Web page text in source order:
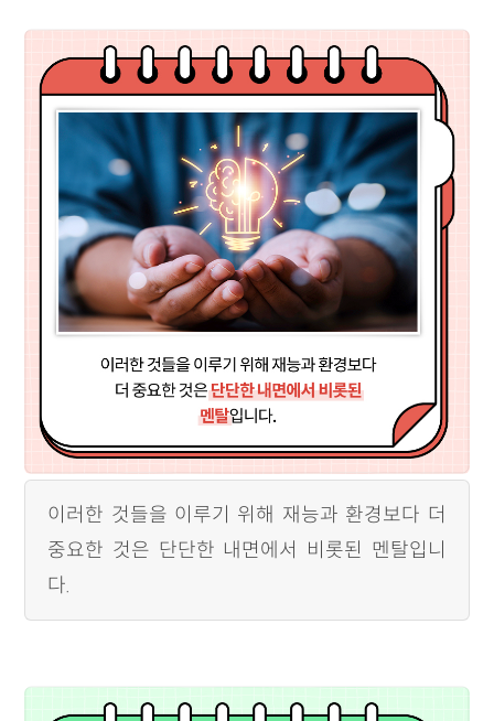
이러한 것들을 이루기 위해 재능과 환경보다 더
중요한 것은 단단한 내면에서 비롯된 멘탈입니
다.